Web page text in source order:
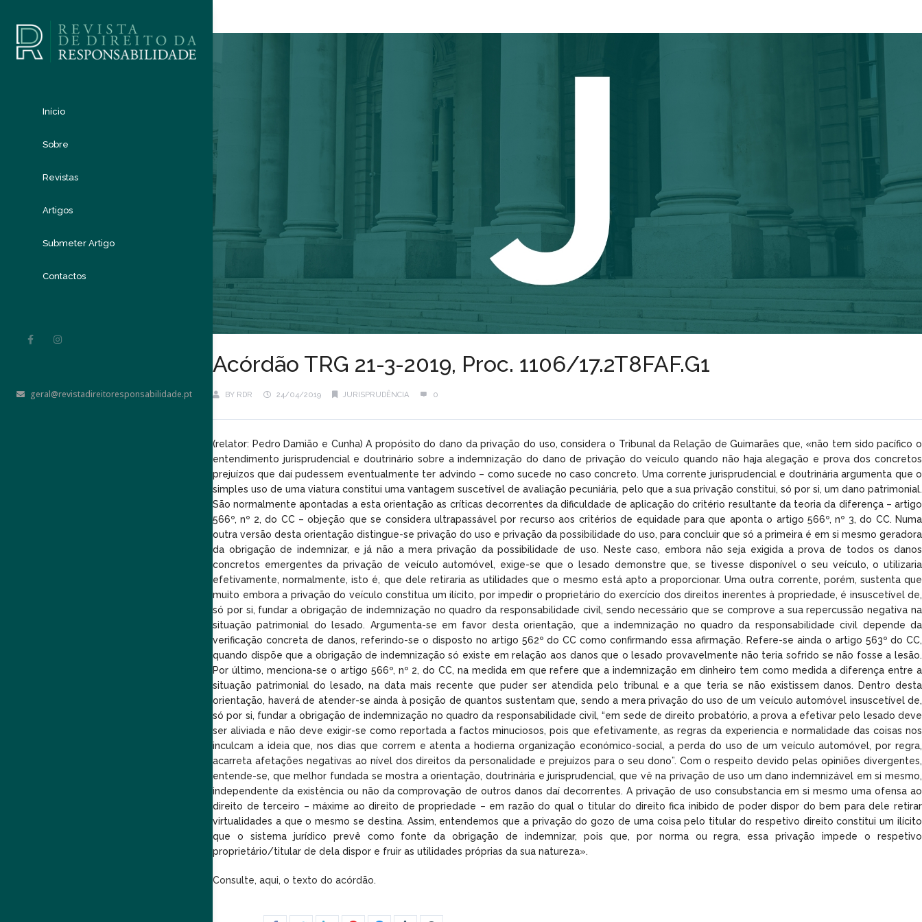
Início
Sobre
Revistas
Artigos
Submeter Artigo
Contactos
geral@revistadireitoresponsabilidade.pt
Acórdão TRG 21-3-2019, Proc. 1106/17.2T8FAF.G1
BY RDR 24/04/2019 JURISPRUDÊNCIA 0
(relator: Pedro Damião e Cunha) A propósito do dano da privação do uso, considera o Tribunal da Relação de Guimarães que, «não tem sido pacífico o
entendimento jurisprudencial e doutrinário sobre a indemnização do dano de privação do veículo quando não haja alegação e prova dos concretos
prejuízos que daí pudessem eventualmente ter advindo – como sucede no caso concreto. Uma corrente jurisprudencial e doutrinária argumenta que o
simples uso de uma viatura constitui uma vantagem suscetível de avaliação pecuniária, pelo que a sua privação constitui, só por si, um dano patrimonial.
São normalmente apontadas a esta orientação as críticas decorrentes da dificuldade de aplicação do critério resultante da teoria da diferença – artigo
566º, nº 2, do CC – objeção que se considera ultrapassável por recurso aos critérios de equidade para que aponta o artigo 566º, nº 3, do CC. Numa
outra versão desta orientação distingue-se privação do uso e privação da possibilidade do uso, para concluir que só a primeira é em si mesmo geradora
da obrigação de indemnizar, e já não a mera privação da possibilidade de uso. Neste caso, embora não seja exigida a prova de todos os danos
concretos emergentes da privação de veículo automóvel, exige-se que o lesado demonstre que, se tivesse disponível o seu veículo, o utilizaria
efetivamente, normalmente, isto é, que dele retiraria as utilidades que o mesmo está apto a proporcionar. Uma outra corrente, porém, sustenta que
muito embora a privação do veículo constitua um ilícito, por impedir o proprietário do exercício dos direitos inerentes à propriedade, é insuscetível de,
só por si, fundar a obrigação de indemnização no quadro da responsabilidade civil, sendo necessário que se comprove a sua repercussão negativa na
situação patrimonial do lesado. Argumenta-se em favor desta orientação, que a indemnização no quadro da responsabilidade civil depende da
verificação concreta de danos, referindo-se o disposto no artigo 562º do CC como confirmando essa afirmação. Refere-se ainda o artigo 563º do CC,
quando dispõe que a obrigação de indemnização só existe em relação aos danos que o lesado provavelmente não teria sofrido se não fosse a lesão.
Por último, menciona-se o artigo 566º, nº 2, do CC, na medida em que refere que a indemnização em dinheiro tem como medida a diferença entre a
situação patrimonial do lesado, na data mais recente que puder ser atendida pelo tribunal e a que teria se não existissem danos. Dentro desta
orientação, haverá de atender-se ainda à posição de quantos sustentam que, sendo a mera privação do uso de um veículo automóvel insuscetível de,
só por si, fundar a obrigação de indemnização no quadro da responsabilidade civil, “em sede de direito probatório, a prova a efetivar pelo lesado deve
ser aliviada e não deve exigir-se como reportada a factos minuciosos, pois que efetivamente, as regras da experiencia e normalidade das coisas nos
inculcam a ideia que, nos dias que correm e atenta a hodierna organização económico-social, a perda do uso de um veículo automóvel, por regra,
acarreta afetações negativas ao nível dos direitos da personalidade e prejuízos para o seu dono”. Com o respeito devido pelas opiniões divergentes,
entende-se, que melhor fundada se mostra a orientação, doutrinária e jurisprudencial, que vê na privação de uso um dano indemnizável em si mesmo,
independente da existência ou não da comprovação de outros danos daí decorrentes. A privação de uso consubstancia em si mesmo uma ofensa ao
direito de terceiro – máxime ao direito de propriedade – em razão do qual o titular do direito fica inibido de poder dispor do bem para dele retirar
virtualidades a que o mesmo se destina. Assim, entendemos que a privação do gozo de uma coisa pelo titular do respetivo direito constitui um ilícito
que o sistema jurídico prevê como fonte da obrigação de indemnizar, pois que, por norma ou regra, essa privação impede o respetivo
proprietário/titular de dela dispor e fruir as utilidades próprias da sua natureza».
Consulte, aqui, o texto do acórdão.